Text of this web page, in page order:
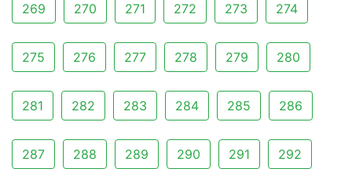
269 270 271 272 273 274
275 276 277 278 279 280
281 282 283 284 285 286
287 288 289 290 291 292